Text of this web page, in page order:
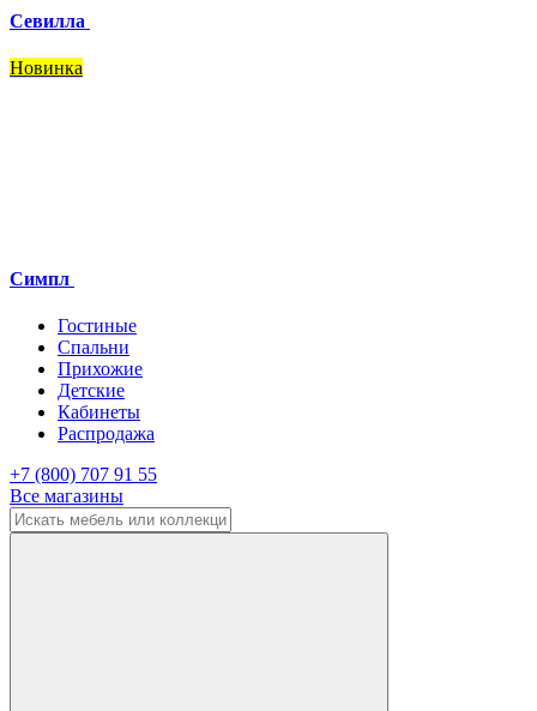
Севилла
Новинка
Симпл
Гостиные
Спальни
Прихожие
Детские
Кабинеты
Распродажа
+7 (800) 707 91 55
Все магазины